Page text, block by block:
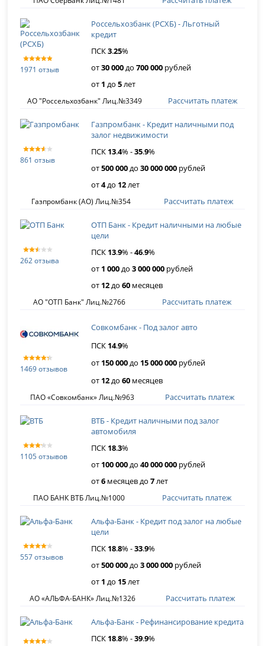
1971 отзыв
Россельхозбанк (РСХБ) - Льготный
кредит
ПСК3.25%
от30 000до700 000 рублей
от 1 до5лет
АО "Россельхозбанк" Лиц.№3349 Рассчитать платеж
861 отзыв
Газпромбанк - Кредит наличными под
залог недвижимости
ПСК 13.4% -35.9%
от500 000до30 000 000 рублей
от4до 12лет
Газпромбанк (АО) Лиц.№354 Рассчитать платеж
262 отзыва
ОТП Банк - Кредит наличными на любые
цели
ПСК 13.9% -46.9%
от 1 000до3 000 000 рублей
от 12до60 месяцев
АО "ОТП Банк" Лиц.№2766 Рассчитать платеж
1469 отзывов
Совкомбанк - Под залог авто
ПСК 14.9%
от 150 000до 15 000 000 рублей
от 12 до60 месяцев
ПАО «Совкомбанк» Лиц.№963 Рассчитать платеж
1105 отзывов
ВТБ - Кредит наличными под залог
автомобиля
ПСК 18.3%
от 100 000до40 000 000 рублей
от6 месяцев до7лет
ПАО БАНК ВТБ Лиц.№1000 Рассчитать платеж
557 отзывов
Альфа-Банк - Кредит под залог на любые
цели
ПСК 18.8% -33.9%
от500 000до3 000 000 рублей
от 1 до 15лет
АО «АЛЬФА-БАНК» Лиц.№1326 Рассчитать платеж
Альфа-Банк - Рефинансирование кредита
ПСК 18.8% -39.9%